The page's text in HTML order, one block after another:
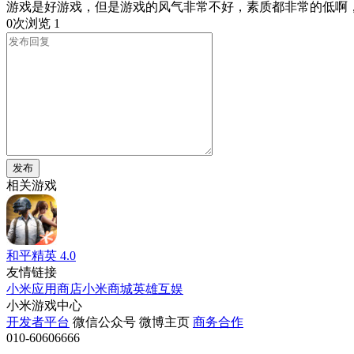
游戏是好游戏，但是游戏的风气非常不好，素质都非常的低啊
0次浏览 1
发布
相关游戏
和平精英 4.0
友情链接
小米应用商店小米商城英雄互娱
小米游戏中心
开发者平台 微信公众号 微博主页 商务合作
010-60606666